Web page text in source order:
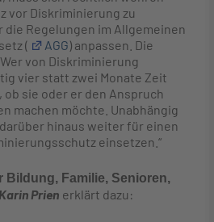
vor Diskriminierung zu
Regelungen im Allgemeinen
(
AGG) anpassen. Die
von Diskriminierung
vier statt zwei Monate Zeit
sie oder er den Anspruch
machen möchte. Unabhängig
hinaus weiter für einen
einsetzen.“
Bildung, Familie, Senioren,
Karin Prien erklärt dazu: